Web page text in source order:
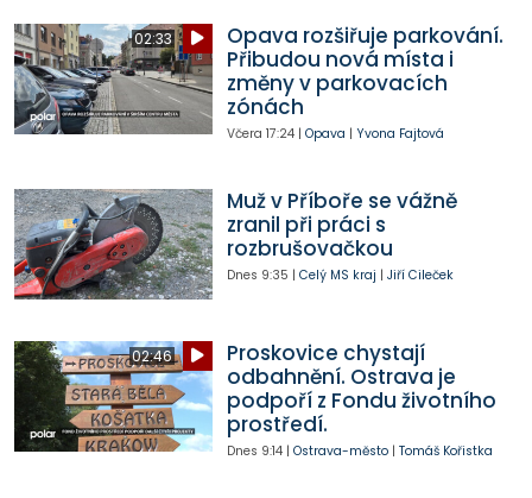
02:33
Opava rozšiřuje parkování.
Přibudou nová místa i
změny v parkovacích
zónách
Včera 17:24| Opava | Yvona Fajtová
Muž v Příboře se vážně
zranil při práci s
rozbrušovačkou
Dnes 9:35 | Celý MS kraj | Jiří Cileček
02:46
Proskovice chystají
odbahnění. Ostrava je
podpoří z Fondu životního
prostředí.
Dnes 9:14| Ostrava-město| Tomáš Kořistka